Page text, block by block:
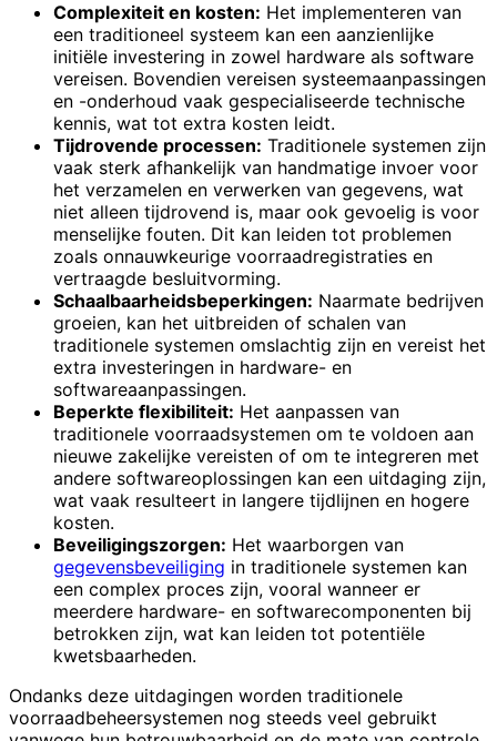
Complexiteit en kosten: Het implementeren van
een traditioneel systeem kan een aanzienlijke
initiële investering in zowel hardware als software
vereisen. Bovendien vereisen systeemaanpassingen
en -onderhoud vaak gespecialiseerde technische
kennis, wat tot extra kosten leidt.
Tijdrovende processen: Traditionele systemen zijn
vaak sterk afhankelijk van handmatige invoer voor
het verzamelen en verwerken van gegevens, wat
niet alleen tijdrovend is, maar ook gevoelig is voor
menselijke fouten. Dit kan leiden tot problemen
zoals onnauwkeurige voorraadregistraties en
vertraagde besluitvorming.
Schaalbaarheidsbeperkingen: Naarmate bedrijven
groeien, kan het uitbreiden of schalen van
traditionele systemen omslachtig zijn en vereist het
extra investeringen in hardware- en
softwareaanpassingen.
Beperkte flexibiliteit: Het aanpassen van
traditionele voorraadsystemen om te voldoen aan
nieuwe zakelijke vereisten of om te integreren met
andere softwareoplossingen kan een uitdaging zijn,
wat vaak resulteert in langere tijdlijnen en hogere
kosten.
Beveiligingszorgen: Het waarborgen van
gegevensbeveiliging in traditionele systemen kan
een complex proces zijn, vooral wanneer er
meerdere hardware- en softwarecomponenten bij
betrokken zijn, wat kan leiden tot potentiële
kwetsbaarheden.
Ondanks deze uitdagingen worden traditionele
voorraadbeheersystemen nog steeds veel gebruikt